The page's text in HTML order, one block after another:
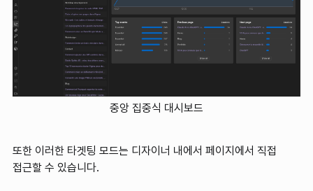
중앙 집중식 대시보드
또한 이러한 타겟팅 모드는 디자이너 내에서 페이지에서 직접
접근할 수 있습니다.